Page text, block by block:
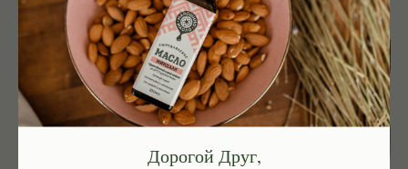
КОСМЕТИКА
Дорогой Друг,